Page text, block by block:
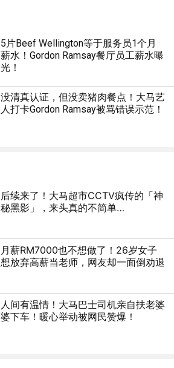
5片Beef Wellington等于服务员1个月
薪水！Gordon Ramsay餐厅员工薪水曝
光！
没清真认证，但没卖猪肉餐点！大马艺
人打卡Gordon Ramsay被骂错误示范！
后续来了！大马超市CCTV疯传的「神
秘黑影」，来头真的不简单…
月薪RM7000也不想做了！26岁女子
想放弃高薪当老师，网友却一面倒劝退
人间有温情！大马巴士司机亲自扶老婆
婆下车！暖心举动被网民赞爆！